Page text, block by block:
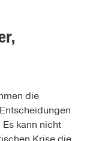
die
kann nicht